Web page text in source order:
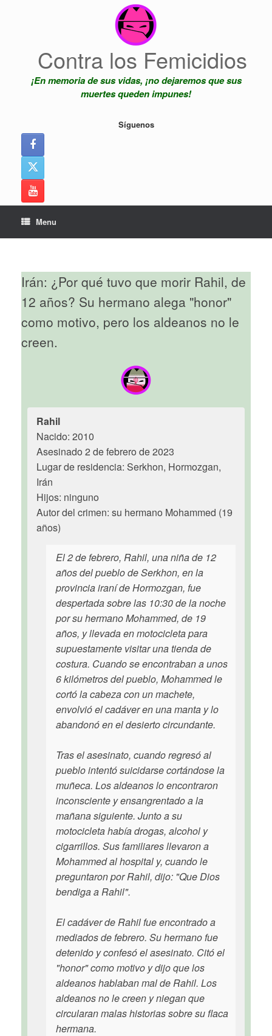
Contra los Femicidios
¡En memoria de sus vidas, ¡no dejaremos que sus
muertes queden impunes!
Síguenos
Menu
Irán: ¿Por qué tuvo que morir Rahil, de
12 años? Su hermano alega "honor"
como motivo, pero los aldeanos no le
creen.
Rahil
Nacido: 2010
Asesinado 2 de febrero de 2023
Lugar de residencia: Serkhon, Hormozgan,
Irán
Hijos: ninguno
Autor del crimen: su hermano Mohammed (19
años)
El 2 de febrero, Rahil, una niña de 12
años del pueblo de Serkhon, en la
provincia iraní de Hormozgan, fue
despertada sobre las 10:30 de la noche
por su hermano Mohammed, de 19
años, y llevada en motocicleta para
supuestamente visitar una tienda de
costura. Cuando se encontraban a unos
6 kilómetros del pueblo, Mohammed le
cortó la cabeza con un machete,
envolvió el cadáver en una manta y lo
abandonó en el desierto circundante.
Tras el asesinato, cuando regresó al
pueblo intentó suicidarse cortándose la
muñeca. Los aldeanos lo encontraron
inconsciente y ensangrentado a la
mañana siguiente. Junto a su
motocicleta había drogas, alcohol y
cigarrillos. Sus familiares llevaron a
Mohammed al hospital y, cuando le
preguntaron por Rahil, dijo: "Que Dios
bendiga a Rahil".
El cadáver de Rahil fue encontrado a
mediados de febrero. Su hermano fue
detenido y confesó el asesinato. Citó el
"honor" como motivo y dijo que los
aldeanos hablaban mal de Rahil. Los
aldeanos no le creen y niegan que
circularan malas historias sobre su flaca
hermana.